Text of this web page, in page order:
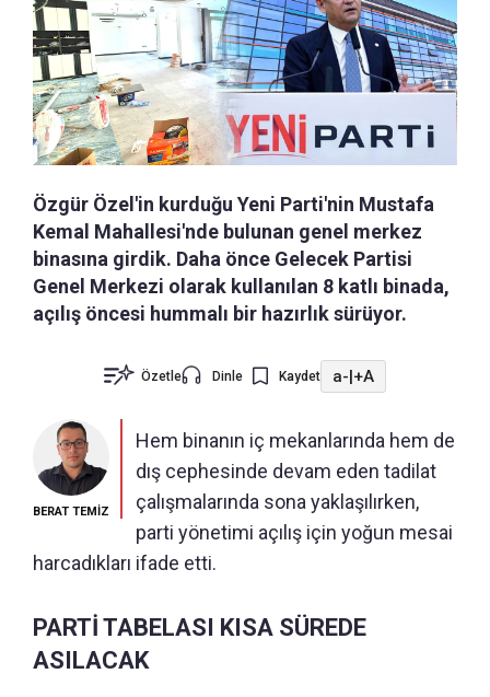
Özgür Özel'in kurduğu Yeni Parti'nin Mustafa
Kemal Mahallesi'nde bulunan genel merkez
binasına girdik. Daha önce Gelecek Partisi
Genel Merkezi olarak kullanılan 8 katlı binada,
açılış öncesi hummalı bir hazırlık sürüyor.
Özetle Dinle Kaydet a-|+A
BERAT TEMİZ
Hem binanın iç mekanlarında hem de
dış cephesinde devam eden tadilat
çalışmalarında sona yaklaşılırken,
parti yönetimi açılış için yoğun mesai
harcadıkları ifade etti.
PARTİ TABELASI KISA SÜREDE
ASILACAK